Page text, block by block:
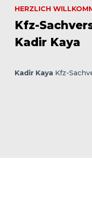
Kfz-
Kadir Kaya
HERZLICH
Kadir Kaya Kfz-